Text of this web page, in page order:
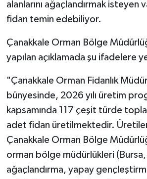
alanlarını ağaçlandırmak isteyen
fidan temin edebiliyor.
Çanakkale Orman Bölge
yapılan açıklamada şu ifadelere
"Çanakkale Orman Fidanlık
bünyesinde, 2026 yılı üretim
kapsamında 117 çeşit türde
adet fidan üretilmektedir.
Çanakkale Orman Bölge
orman bölge müdürlükleri
ağaçlandırma, yapay